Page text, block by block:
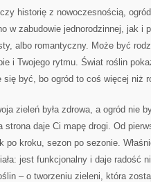
historię z nowoczesnością,
w zabudowie jednorodzinnej, jak i
albo romantyczny. Może być
i Twojego rytmu. Świat roślin
być, bo ogród to coś więcej niż
zieleń była zdrowa, a ogród nie
strona daje Ci mapę drogi. Od
po kroku, sezon po sezonie.
jest funkcjonalny i daje radość
– o tworzeniu zieleni, która